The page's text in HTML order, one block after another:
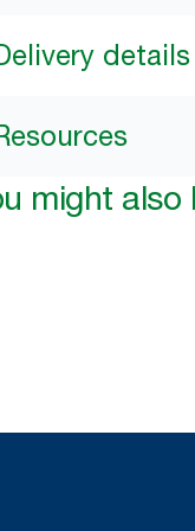
details
might also